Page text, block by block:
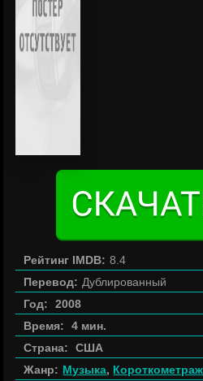
Рейтинг IMDB: 8.4
Перевод: Дублированный
Год:
2008
Время:
4 мин.
Страна:
США
Жанр: Музыка,